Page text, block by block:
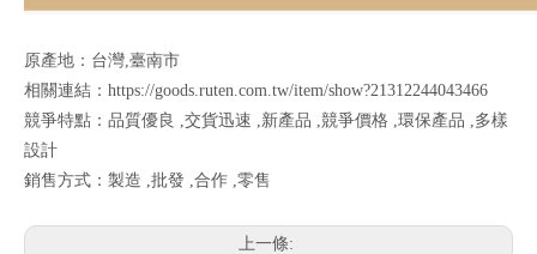
原產地：台灣,臺南市
相關連結： https://goods.ruten.com.tw/item/show?21312244043466
競爭特點：品質優良 ,交貨迅速 ,新產品 ,競爭價格 ,環保產品 ,多樣
設計
銷售方式：製造 ,批發 ,合作 ,零售
上一條: